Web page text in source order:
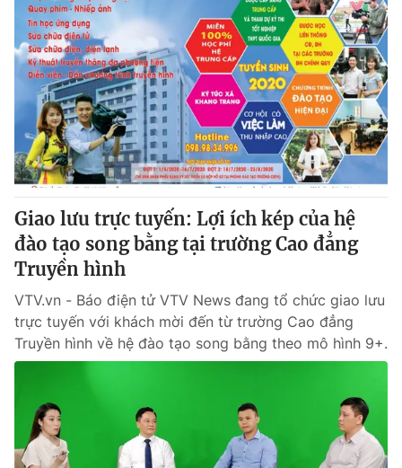
Giao lưu trực tuyến: Lợi ích kép của hệ
đào tạo song bằng tại trường Cao đẳng
Truyền hình
VTV.vn - Báo điện tử VTV News đang tổ chức giao lưu
trực tuyến với khách mời đến từ trường Cao đẳng
Truyền hình về hệ đào tạo song bằng theo mô hình 9+.